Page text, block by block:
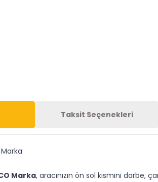
Taksit Seçenekleri
Marka, aracınızın ön sol kısmını